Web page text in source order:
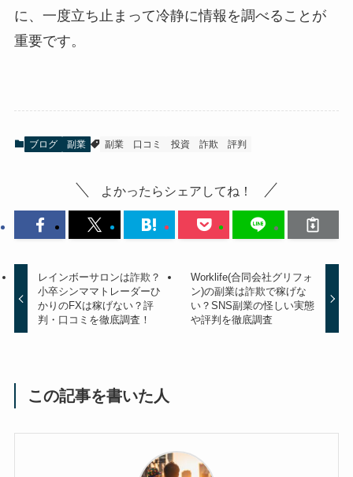
に、一度立ち止まって冷静に情報を調べることが
重要です。
ブログ 副業 副業 口コミ 投資 詐欺 評判
よかったらシェアしてね！
レインボーサロンは詐欺？
小卒シンママトレーダーひ
かりのFXは稼げない？評
判・口コミを徹底調査！
Worklife(合同会社グリフォ
ン)の副業は詐欺で稼げな
い？SNS副業の怪しい実態
や評判を徹底調査
この記事を書いた人